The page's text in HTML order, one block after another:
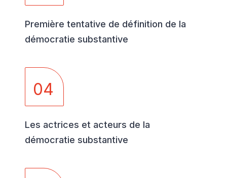
Première tentative de définition de la
démocratie substantive
04
Les actrices et acteurs de la
démocratie substantive